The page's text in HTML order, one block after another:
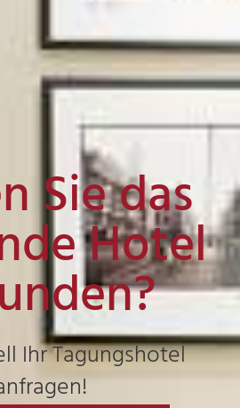
Sie das
Hotel
Ihr Tagungshotel